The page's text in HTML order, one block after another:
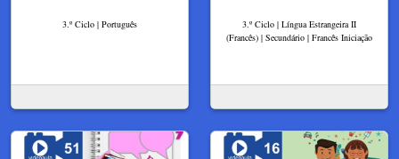
3.º Ciclo | Português
3.º Ciclo | Língua Estrangeira II
(Francês) | Secundário | Francês Iniciação